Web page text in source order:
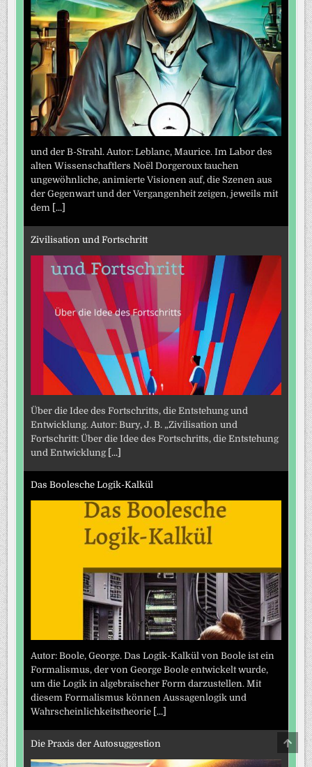
und der B-Strahl. Autor: Leblanc, Maurice. Im Labor des
alten Wissenschaftlers Noël Dorgeroux tauchen
ungewöhnliche, animierte Visionen auf, die Szenen aus
der Gegenwart und der Vergangenheit zeigen, jeweils mit
dem
[...]
Zivilisation und Fortschritt
Über die Idee des Fortschritts, die Entstehung und
Entwicklung. Autor: Bury, J. B. „Zivilisation und
Fortschritt: Über die Idee des Fortschritts, die Entstehung
und Entwicklung [...]
Das Boolesche Logik-Kalkül
Autor: Boole, George. Das Logik-Kalkül von Boole ist ein
Formalismus, der von George Boole entwickelt wurde,
um die Logik in algebraischer Form darzustellen. Mit
diesem Formalismus können Aussagenlogik und
Wahrscheinlichkeitstheorie [...]
Die Praxis der Autosuggestion
TO
TOP